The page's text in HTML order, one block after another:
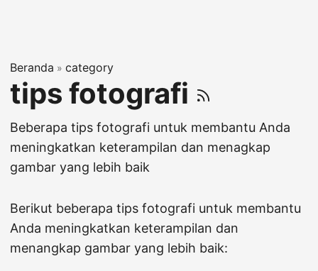
Beranda » category
tips fotografi
Beberapa tips fotografi untuk membantu Anda
meningkatkan keterampilan dan menagkap
gambar yang lebih baik
Berikut beberapa tips fotografi untuk membantu
Anda meningkatkan keterampilan dan
menangkap gambar yang lebih baik: